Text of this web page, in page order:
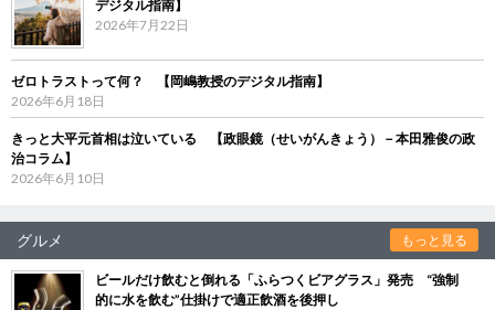
デジタル指南】
2026年7月22日
ゼロトラストって何？ 【岡嶋教授のデジタル指南】
2026年6月18日
きっと大平元首相は泣いている 【政眼鏡（せいがんきょう）－本田雅俊の政
治コラム】
2026年6月10日
グルメ もっと見る
ビールだけ飲むと倒れる「ふらつくビアグラス」発売 “強制
的に水を飲む”仕掛けで適正飲酒を後押し